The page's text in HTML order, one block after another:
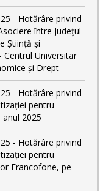
- Hotărâre privind
între Județul
Știință și
Centrul Universitar
și Drept
- Hotărâre privind
pentru
anul 2025
- Hotărâre privind
pentru
Francofone, pe